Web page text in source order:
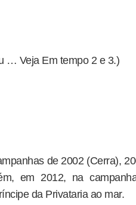
… Veja Em tempo 2 e 3.)
de 2002 (Cerra),
em 2012, na
da Privataria ao mar.